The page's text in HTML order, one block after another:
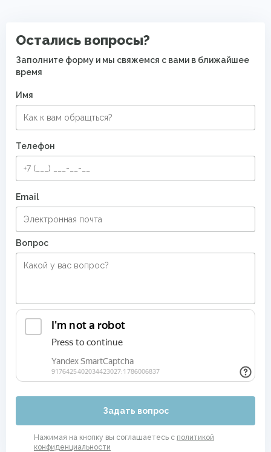
Остались вопросы?
Заполните форму и мы свяжемся с вами в ближайшее
время
Имя
Телефон
Email
Вопрос
Задать вопрос
Нажимая на кнопку вы соглашаетесь с политикой
конфиденциальности